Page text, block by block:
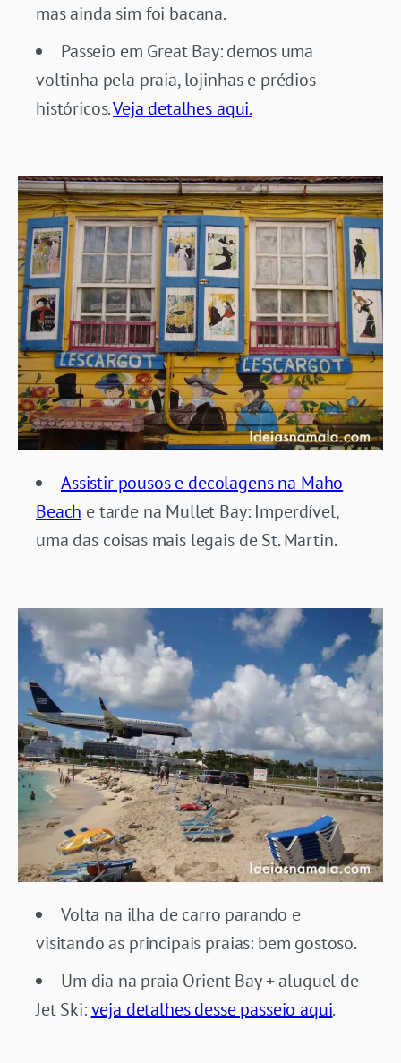
mas ainda sim foi bacana.
Passeio em Great Bay: demos uma
voltinha pela praia, lojinhas e prédios
históricos.Veja detalhes aqui.
Assistir pousos e decolagens na Maho
Beach e tarde na Mullet Bay: Imperdível,
uma das coisas mais legais de St. Martin.
Volta na ilha de carro parando e
visitando as principais praias: bem gostoso.
Um dia na praia Orient Bay + aluguel de
Jet Ski:veja detalhes desse passeio aqui.